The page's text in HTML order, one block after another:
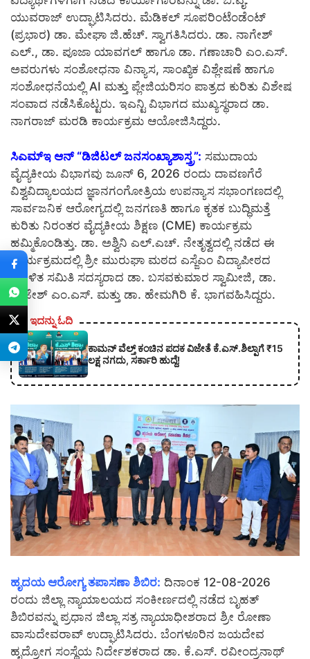
ಯುವರಾಜ್ ಉದ್ಘಾಟಿಸಿದರು. ಮೆಡಿಕಲ್ ಸೂಪರಿಂಟೆಂಡೆಂಟ್
(ಪ್ರಭಾರ) ಡಾ. ಮೇಘಾ ಜಿ.ಹೆಚ್. ಸ್ವಾಗತಿಸಿದರು. ಡಾ. ನಾಗೇಶ್
ಎಲ್., ಡಾ. ಪೂಜಾ ಯಾವಗಲ್ ಹಾಗೂ ಡಾ. ಗಣಾಚಾರಿ ಎಂ.ಎಸ್.
ಅವರುಗಳು ಸಂಶೋಧನಾ ವಿನ್ಯಾಸ, ಸಾಂಖ್ಯಿಕ ವಿಶ್ಲೇಷಣೆ ಹಾಗೂ
ಸಂಶೋಧನೆಯಲ್ಲಿ AI ಮತ್ತು ಪ್ಲೇಜಿಯರಿಸಂ ಪಾತ್ರದ ಕುರಿತು ವಿಶೇಷ
ಸಂವಾದ ನಡೆಸಿಕೊಟ್ಟರು. ಇಎನ್ಟಿ ವಿಭಾಗದ ಮುಖ್ಯಸ್ಥರಾದ ಡಾ.
ನಾಗರಾಜ್ ಮರಡಿ ಕಾರ್ಯಕ್ರಮ ಆಯೋಜಿಸಿದ್ದರು.
ಸಿಎಮ್ಇ ಆನ್ “ಡಿಜಿಟಲ್ ಜನಸಂಖ್ಯಾಶಾಸ್ತ್ರ”: ಸಮುದಾಯ
ವೈದ್ಯಕೀಯ ವಿಭಾಗವು ಜೂನ್ 6, 2026 ರಂದು ದಾವಣಗೆರೆ
ವಿಶ್ವವಿದ್ಯಾಲಯದ ಜ್ಞಾನಗಂಗೋತ್ರಿಯ ಉಪನ್ಯಾಸ ಸಭಾಂಗಣದಲ್ಲಿ
ಸಾರ್ವಜನಿಕ ಆರೋಗ್ಯದಲ್ಲಿ ಜನಗಣತಿ ಹಾಗೂ ಕೃತಕ ಬುದ್ಧಿಮತ್ತೆ
ಕುರಿತು ನಿರಂತರ ವೈದ್ಯಕೀಯ ಶಿಕ್ಷಣ (CME) ಕಾರ್ಯಕ್ರಮ
ಹಮ್ಮಿಕೊಂಡಿತ್ತು. ಡಾ. ಅಶ್ವಿನಿ ಎಲ್.ಎಚ್. ನೇತೃತ್ವದಲ್ಲಿ ನಡೆದ ಈ
ಕಾರ್ಯಕ್ರಮದಲ್ಲಿ ಶ್ರೀ ಮುರುಘಾ ಮಠದ ಎಸ್ಜೆಎಂ ವಿದ್ಯಾಪೀಠದ
ಆಡಳಿತ ಸಮಿತಿ ಸದಸ್ಯರಾದ ಡಾ. ಬಸವಕುಮಾರ ಸ್ವಾಮೀಜಿ, ಡಾ.
ರಾಜೇಶ್ ಎಂ.ಎಸ್. ಮತ್ತು ಡಾ. ಹೇಮಗಿರಿ ಕೆ. ಭಾಗವಹಿಸಿದ್ದರು.
ಇದನ್ನು ಓದಿ
ಕಾಮನ್ ವೆಲ್ತ್ ಕಂಚಿನ ಪದಕ ವಿಜೇತೆ ಕೆ.ಎಸ್.ಶಿಲ್ಪಾಗೆ ₹15
ಲಕ್ಷ ನಗದು, ಸರ್ಕಾರಿ ಹುದ್ದೆ!
ಹೃದಯ ಆರೋಗ್ಯ ತಪಾಸಣಾ ಶಿಬಿರ: ದಿನಾಂಕ 12-08-2026
ರಂದು ಜಿಲ್ಲಾ ನ್ಯಾಯಾಲಯದ ಸಂಕೀರ್ಣದಲ್ಲಿ ನಡೆದ ಬೃಹತ್
ಶಿಬಿರವನ್ನು ಪ್ರಧಾನ ಜಿಲ್ಲಾ ಸತ್ರ ನ್ಯಾಯಾಧೀಶರಾದ ಶ್ರೀ ರೋಣಾ
ವಾಸುದೇವರಾವ್ ಉದ್ಘಾಟಿಸಿದರು. ಬೆಂಗಳೂರಿನ ಜಯದೇವ
ಹೃದ್ರೋಗ ಸಂಸ್ಥೆಯ ನಿರ್ದೇಶಕರಾದ ಡಾ. ಕೆ.ಎಸ್. ರವೀಂದ್ರನಾಥ್